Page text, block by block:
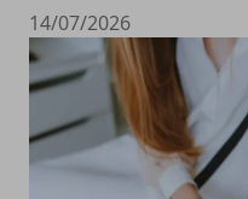
14/07/2026